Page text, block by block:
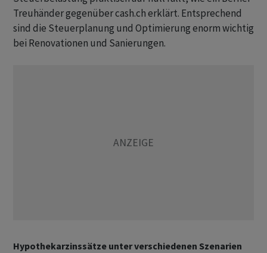
Treuhänder gegenüber cash.ch erklärt. Entsprechend
sind die Steuerplanung und Optimierung enorm wichtig
bei Renovationen und Sanierungen.
Hypothekarzinssätze unter verschiedenen Szenarien